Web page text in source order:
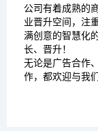
公司有着成熟的
业晋升空间，注
满创意的智慧化
长、晋升！
无论是广告合作
作，都欢迎与我